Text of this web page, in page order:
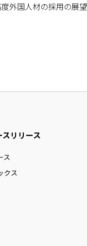
外国人材の採用の展望
スリリース
ス
クス